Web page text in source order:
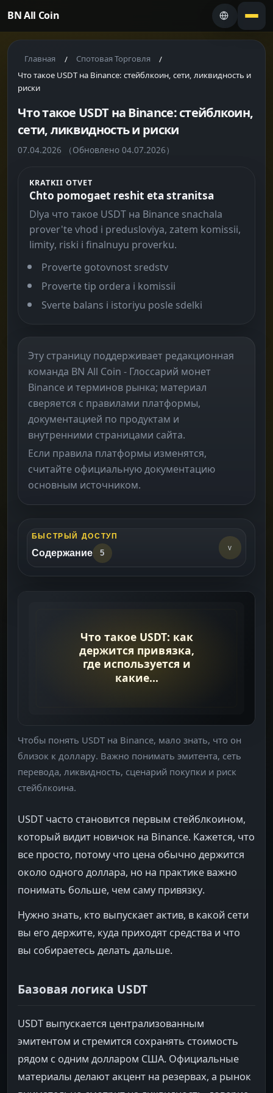
BN All Coin
Главная / Спотовая Торговля /
Что такое USDT на Binance: стейблкоин, сети, ликвидность и
риски
Что такое USDT на Binance: стейблкоин,
сети, ликвидность и риски
07.04.2026 （Обновлено 04.07.2026）
KRATKII OTVET
Chto pomogaet reshit eta stranitsa
Dlya что такое USDT на Binance snachala
prover'te vhod i predusloviya, zatem komissii,
limity, riski i finalnuyu proverku.
Proverte gotovnost sredstv
Proverte tip ordera i komissii
Sverte balans i istoriyu posle sdelki
Эту страницу поддерживает редакционная
команда BN All Coin - Глоссарий монет
Binance и терминов рынка; материал
сверяется с правилами платформы,
документацией по продуктам и
внутренними страницами сайта.
Если правила платформы изменятся,
считайте официальную документацию
основным источником.
БЫСТРЫЙ ДОСТУП
Содержание 5
v
Базовая логика USDT ->
Что новички часто упускают
Что проверить перед использованием
Чтобы понять USDT на Binance, мало знать, что он
близок к доллару. Важно понимать эмитента, сеть
перевода, ликвидность, сценарий покупки и риск
стейблкоина.
USDT часто становится первым стейблкоином,
который видит новичок на Binance. Кажется, что
все просто, потому что цена обычно держится
около одного доллара, но на практике важно
понимать больше, чем саму привязку.
Нужно знать, кто выпускает актив, в какой сети
вы его держите, куда приходят средства и что
вы собираетесь делать дальше.
Базовая логика USDT
USDT выпускается централизованным
эмитентом и стремится сохранять стоимость
рядом с одним долларом США. Официальные
материалы делают акцент на резервах, а рынок